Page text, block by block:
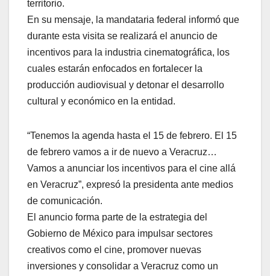
territorio.
En su mensaje, la mandataria federal informó que
durante esta visita se realizará el anuncio de
incentivos para la industria cinematográfica, los
cuales estarán enfocados en fortalecer la
producción audiovisual y detonar el desarrollo
cultural y económico en la entidad.
“Tenemos la agenda hasta el 15 de febrero. El 15
de febrero vamos a ir de nuevo a Veracruz…
Vamos a anunciar los incentivos para el cine allá
en Veracruz”, expresó la presidenta ante medios
de comunicación.
El anuncio forma parte de la estrategia del
Gobierno de México para impulsar sectores
creativos como el cine, promover nuevas
inversiones y consolidar a Veracruz como un